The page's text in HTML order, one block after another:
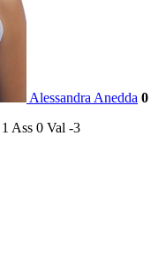
Alessandra Anedda 0
1 Ass 0 Val -3